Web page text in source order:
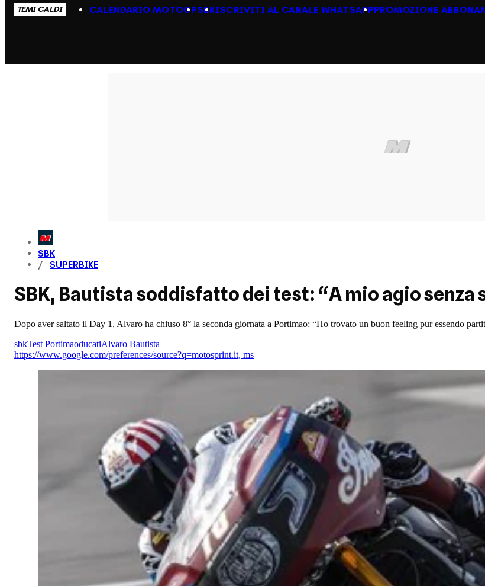
TEMI CALDI CALENDARIO MOTOGPSBKISCRIVITI AL CANALE WHATSAPPPROMOZIONE
SBK
SUPERBIKE
SBK, Bautista soddisfatto dei test: “A mio agio
Dopo aver saltato il Day 1, Alvaro ha chiuso 8° la seconda giornata a Portimao: “Ho trovato un buon feeling pur essendo
sbkTest PortimaoducatiAlvaro Bautista
https://www.google.com/preferences/source?q=motosprint.it, ms